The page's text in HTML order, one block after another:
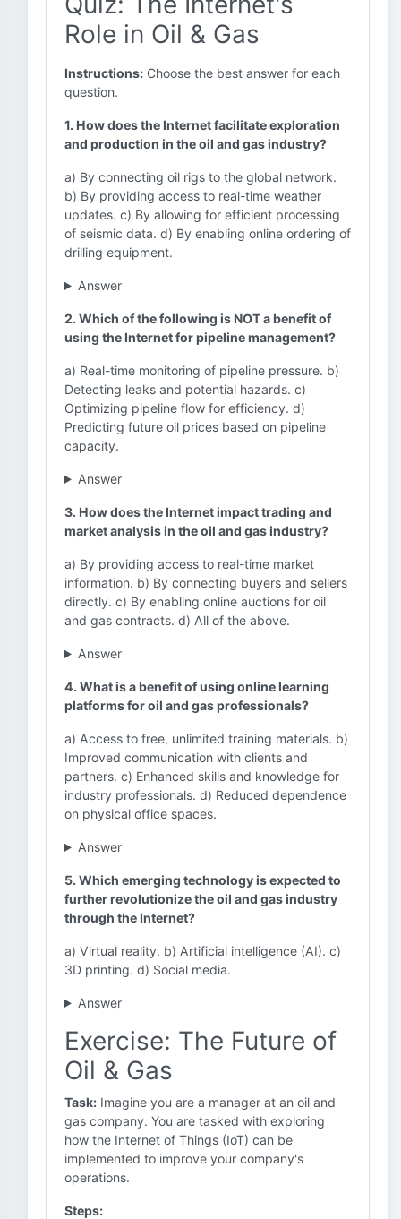
Role in Oil & Gas
Instructions: Choose the best answer for each
question.
1. How does the Internet facilitate exploration
and production in the oil and gas industry?
a) By connecting oil rigs to the global network.
b) By providing access to real-time weather
updates. c) By allowing for efficient processing
of seismic data. d) By enabling online ordering of
drilling equipment.
Answer
2. Which of the following is NOT a benefit of
using the Internet for pipeline management?
a) Real-time monitoring of pipeline pressure. b)
Detecting leaks and potential hazards. c)
Optimizing pipeline flow for efficiency. d)
Predicting future oil prices based on pipeline
capacity.
Answer
3. How does the Internet impact trading and
market analysis in the oil and gas industry?
a) By providing access to real-time market
information. b) By connecting buyers and sellers
directly. c) By enabling online auctions for oil
and gas contracts. d) All of the above.
Answer
4. What is a benefit of using online learning
platforms for oil and gas professionals?
a) Access to free, unlimited training materials. b)
Improved communication with clients and
partners. c) Enhanced skills and knowledge for
industry professionals. d) Reduced dependence
on physical office spaces.
Answer
5. Which emerging technology is expected to
further revolutionize the oil and gas industry
through the Internet?
a) Virtual reality. b) Artificial intelligence (AI). c)
3D printing. d) Social media.
Answer
Exercise: The Future of
Oil & Gas
Task: Imagine you are a manager at an oil and
gas company. You are tasked with exploring
how the Internet of Things (IoT) can be
implemented to improve your company's
operations.
Steps: